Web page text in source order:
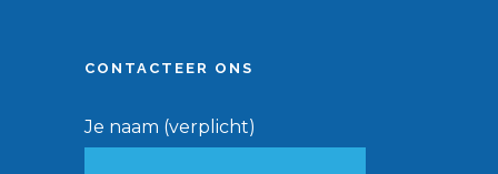
CONTACTEER ONS
Je naam (verplicht)